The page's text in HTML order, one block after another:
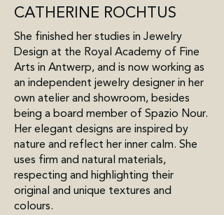
CATHERINE ROCHTUS
She finished her studies in Jewelry
Design at the Royal Academy of Fine
Arts in Antwerp, and is now working as
an independent jewelry designer in her
own atelier and showroom, besides
being a board member of Spazio Nour.
Her elegant designs are inspired by
nature and reflect her inner calm. She
uses firm and natural materials,
respecting and highlighting their
original and unique textures and
colours.